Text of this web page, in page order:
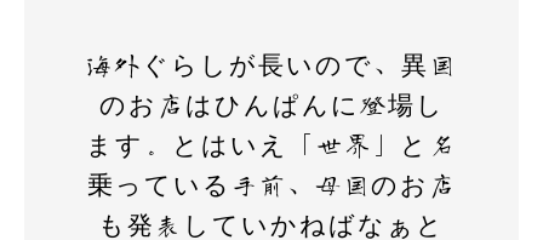
海外ぐらしが長いので、異国
のお店はひんぱんに登場し
ます。とはいえ「世界」と名
乗っている手前、母国のお店
も発表していかねばなぁと